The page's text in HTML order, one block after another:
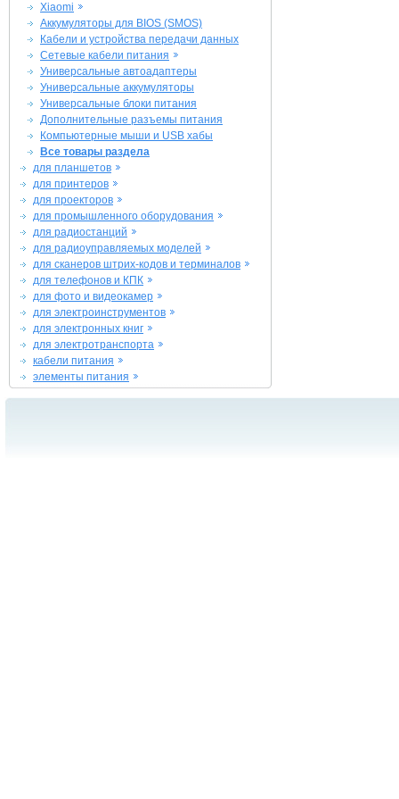
Xiaomi
Аккумуляторы для BIOS (SMOS)
Кабели и устройства передачи данных
Сетевые кабели питания
Универсальные автоадаптеры
Универсальные аккумуляторы
Универсальные блоки питания
Дополнительные разъемы питания
Компьютерные мыши и USB хабы
Все товары раздела
для планшетов
для принтеров
для проекторов
для промышленного оборудования
для радиостанций
для радиоуправляемых моделей
для сканеров штрих-кодов и терминалов
для телефонов и КПК
для фото и видеокамер
для электроинструментов
для электронных книг
для электротранспорта
кабели питания
элементы питания